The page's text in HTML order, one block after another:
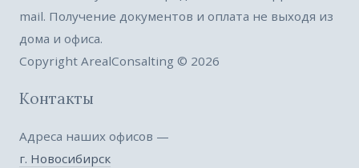
mail. Получение документов и оплата не выходя из
дома и офиса.
Copyright ArealConsalting © 2026
Контакты
Адреса наших офисов —
г. Новосибирск